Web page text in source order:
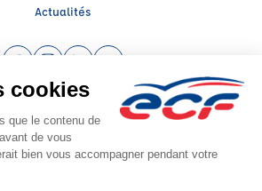
Actualités
Facebook (nouvelle fenêtre)
Instagram (nouvelle fenêtre)
LinkedIn (nouvelle fenêtre)
YouTube (nouvelle
CENTRE ATLANTIQUE - Capital social: 2500000€
de TVA intracommunautaire: FR 52 312379266
Agrément n°E1401600020
la Mothe Les Champs Dorés, LA CRECHE (79260) -